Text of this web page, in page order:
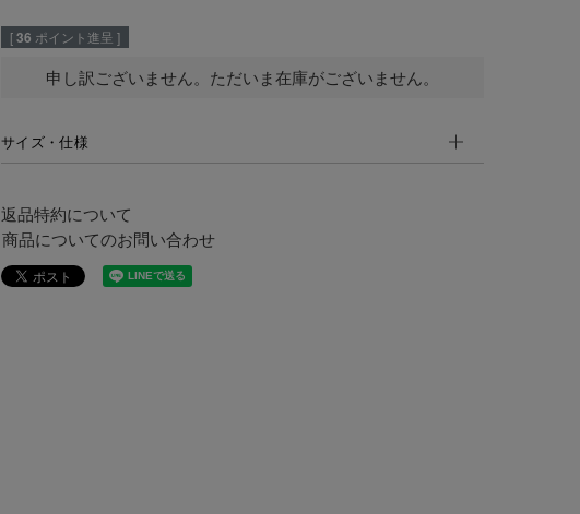
[36 ポイント進呈 ]
申し訳ございません。ただいま在庫がございません。
サイズ・仕様
返品特約について
商品についてのお問い合わせ